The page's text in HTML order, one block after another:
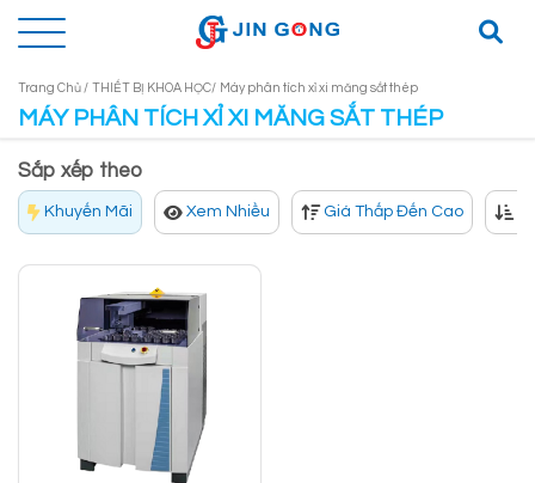
Trang Chủ / THIẾT BỊ KHOA HỌC/ Máy phân tích xỉ xi măng sắt thép
MÁY PHÂN TÍCH XỈ XI MĂNG SẮT THÉP
Sắp xếp theo
Khuyến Mãi Xem Nhiều Giá Thấp Đến Cao